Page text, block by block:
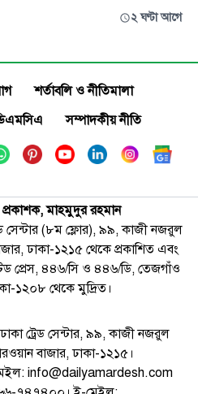
২ ঘণ্টা আগে
শর্তাবলি ও নীতিমালা
সম্পাদকীয় নীতি
মাহমুদুর রহমান
সেন্টার (৮ম ফ্লোর), ৯৯, কাজী নজরুল
ঢাকা-১২১৫ থেকে প্রকাশিত এবং
প্রেস, ৪৪৬/সি ও ৪৪৬/ডি, তেজগাঁও
১২০৮ থেকে মুদ্রিত।
ট্রেড সেন্টার, ৯৯, কাজী নজরুল
বাজার, ঢাকা-১২১৫।
info@dailyamardesh.com